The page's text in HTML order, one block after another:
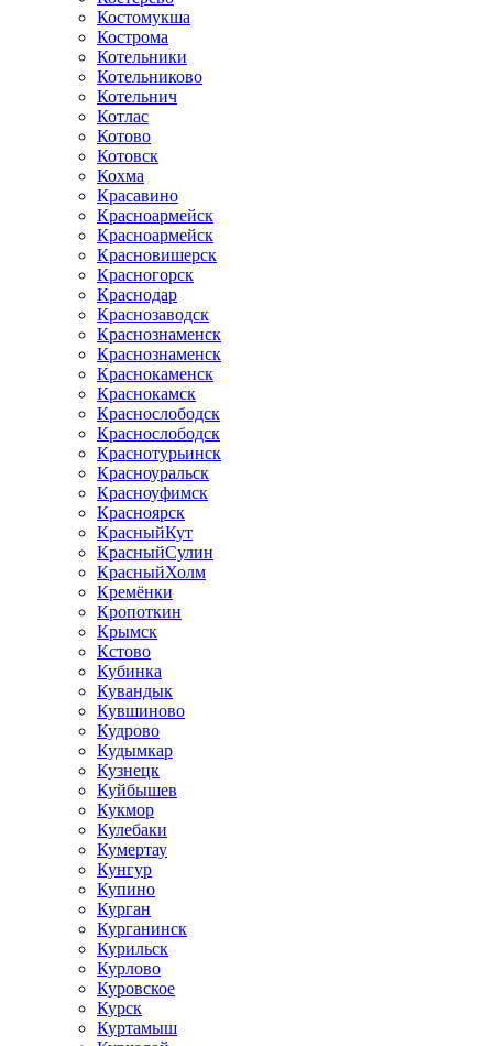
Костомукша
Кострома
Котельники
Котельниково
Котельнич
Котлас
Котово
Котовск
Кохма
Красавино
Красноармейск
Красноармейск
Красновишерск
Красногорск
Краснодар
Краснозаводск
Краснознаменск
Краснознаменск
Краснокаменск
Краснокамск
Краснослободск
Краснослободск
Краснотурьинск
Красноуральск
Красноуфимск
Красноярск
КрасныйКут
КрасныйСулин
КрасныйХолм
Кремёнки
Кропоткин
Крымск
Кстово
Кубинка
Кувандык
Кувшиново
Кудрово
Кудымкар
Кузнецк
Куйбышев
Кукмор
Кулебаки
Кумертау
Кунгур
Купино
Курган
Курганинск
Курильск
Курлово
Куровское
Курск
Куртамыш